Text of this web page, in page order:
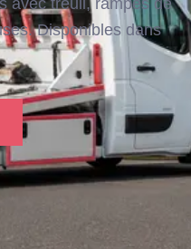
avec treuil, rampes de
Disponibles dans